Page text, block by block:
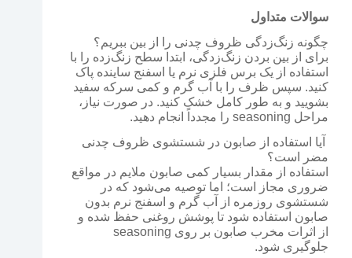
سوالات متداول
چگونه زنگ‌زدگی ظروف چدنی را از بین ببریم؟
برای از بین بردن زنگ‌زدگی، ابتدا سطح زنگ‌زده را با
استفاده از یک برس فلزی نرم یا اسفنج ساینده پاک
کنید. سپس ظرف را با آب گرم و کمی سرکه سفید
بشویید و به طور کامل خشک کنید. در صورت نیاز،
مراحل seasoning را مجدداً انجام دهید.
آیا استفاده از صابون در شستشوی ظروف چدنی
مضر است؟
استفاده از مقدار بسیار کمی صابون ملایم در مواقع
ضروری مجاز است؛ اما توصیه می‌شود که در
شستشوی روزمره از آب گرم و اسفنج نرم بدون
صابون استفاده شود تا پوشش روغنی حفظ شده و
از اثرات مخرب صابون بر روی seasoning
جلوگیری شود.